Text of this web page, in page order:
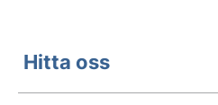
Hitta oss